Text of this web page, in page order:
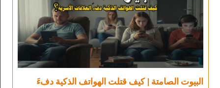
البيوت الصامتة | كيف قتلت الهواتف الذكية دفءَ